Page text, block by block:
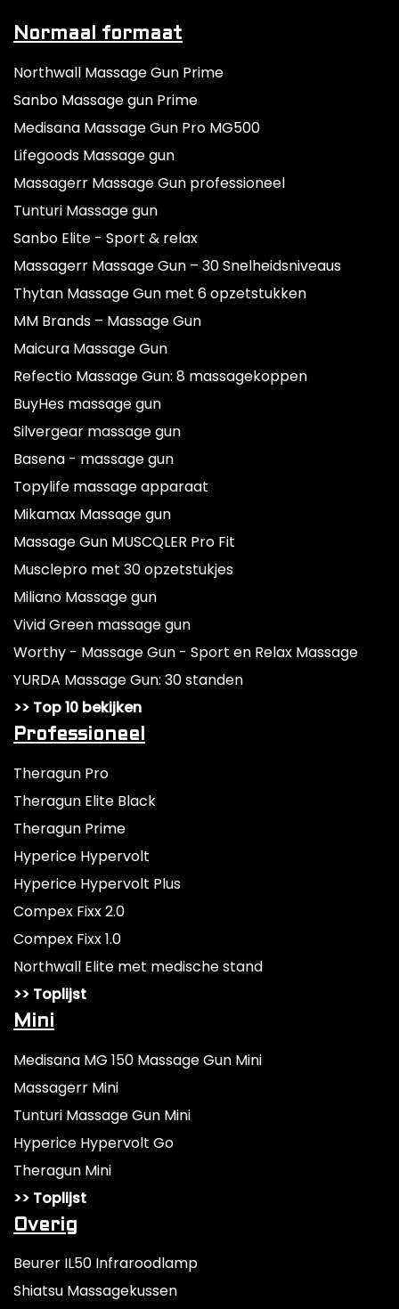
Normaal formaat
Northwall Massage Gun Prime
Sanbo Massage gun Prime
Medisana Massage Gun Pro MG500
Lifegoods Massage gun
Massagerr Massage Gun professioneel
Tunturi Massage gun
Sanbo Elite - Sport & relax
Massagerr Massage Gun – 30 Snelheidsniveaus
Thytan Massage Gun met 6 opzetstukken
MM Brands – Massage Gun
Maicura Massage Gun
Refectio Massage Gun: 8 massagekoppen
BuyHes massage gun
Silvergear massage gun
Basena - massage gun
Topylife massage apparaat
Mikamax Massage gun
Massage Gun MUSCQLER Pro Fit
Musclepro met 30 opzetstukjes
Miliano Massage gun
Vivid Green massage gun
Worthy - Massage Gun - Sport en Relax Massage
YURDA Massage Gun: 30 standen
>> Top 10 bekijken
Professioneel
Theragun Pro
Theragun Elite Black
Theragun Prime
Hyperice Hypervolt
Hyperice Hypervolt Plus
Compex Fixx 2.0
Compex Fixx 1.0
Northwall Elite met medische stand
>> Toplijst
Mini
Medisana MG 150 Massage Gun Mini
Massagerr Mini
Tunturi Massage Gun Mini
Hyperice Hypervolt Go
Theragun Mini
>> Toplijst
Overig
Beurer IL50 Infraroodlamp
Shiatsu Massagekussen